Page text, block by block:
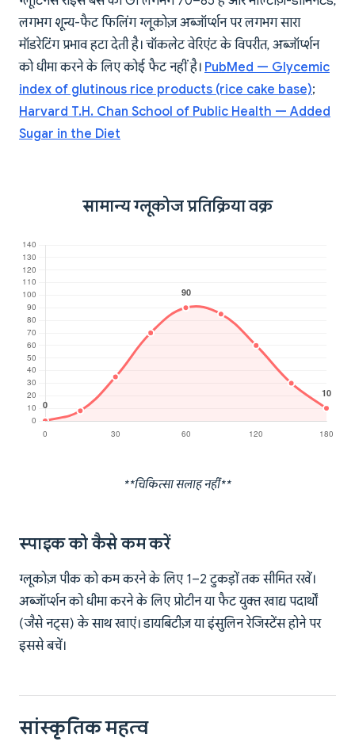
लगभग शून्य-फैट फिलिंग ग्लूकोज़ अब्जॉर्प्शन पर लगभग सारा
मॉडरेटिंग प्रभाव हटा देती है। चॉकलेट वेरिएंट के विपरीत, अब्जॉर्प्शन
को धीमा करने के लिए कोई फैट नहीं है। PubMed — Glycemic
index of glutinous rice products (rice cake base);
Harvard T.H. Chan School of Public Health — Added
Sugar in the Diet
सामान्य ग्लूकोज प्रतिक्रिया वक्र
**चिकित्सा सलाह नहीं**
स्पाइक को कैसे कम करें
ग्लूकोज़ पीक को कम करने के लिए 1–2 टुकड़ों तक सीमित रखें।
अब्जॉर्प्शन को धीमा करने के लिए प्रोटीन या फैट युक्त खाद्य पदार्थों
(जैसे नट्स) के साथ खाएं। डायबिटीज़ या इंसुलिन रेजिस्टेंस होने पर
इससे बचें।
सांस्कृतिक महत्व